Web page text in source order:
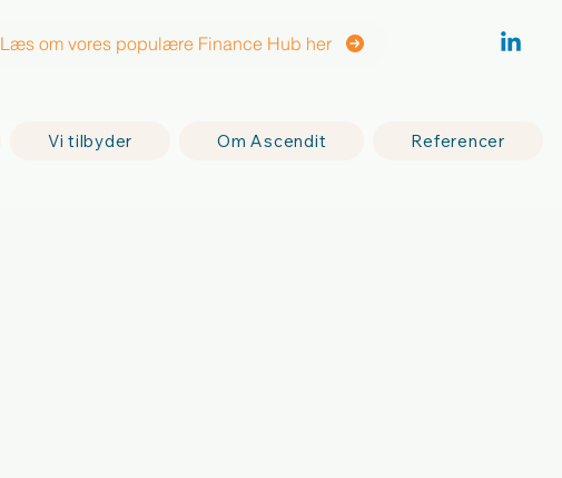
Læs om vores populære Finance Hub her
Vi tilbyder Om Ascendit Referencer